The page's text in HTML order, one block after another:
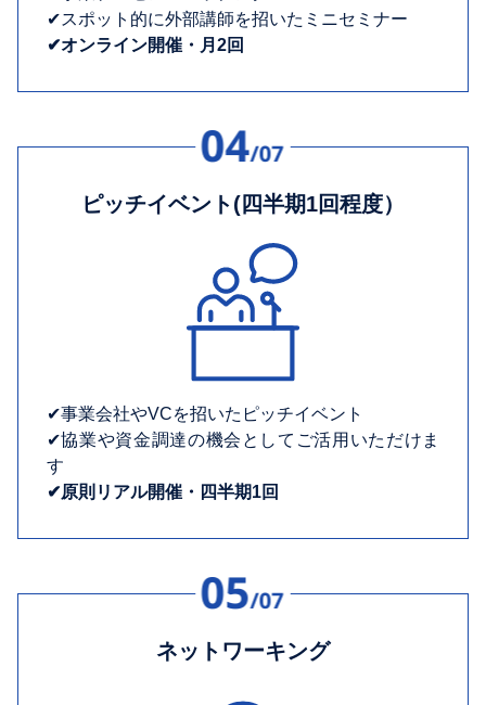
✔︎スポット的に外部講師を招いたミニセミナー
✔︎オンライン開催・月2回
ピッチイベント(四半期1回程度）
✔︎事業会社やVCを招いたピッチイベント
✔︎協業や資金調達の機会としてご活用いただけま
す
✔︎原則リアル開催・四半期1回
ネットワーキング